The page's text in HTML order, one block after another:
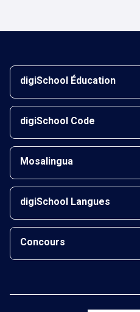
digiSchool Éducation
digiSchool Code
Mosalingua
digiSchool Langues
Concours